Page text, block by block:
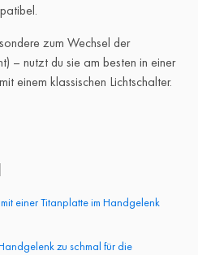
zum Wechsel der
– nutzt du sie am besten in einer
einem klassischen Lichtschalter.
einer Titanplatte im Handgelenk
zu schmal für die